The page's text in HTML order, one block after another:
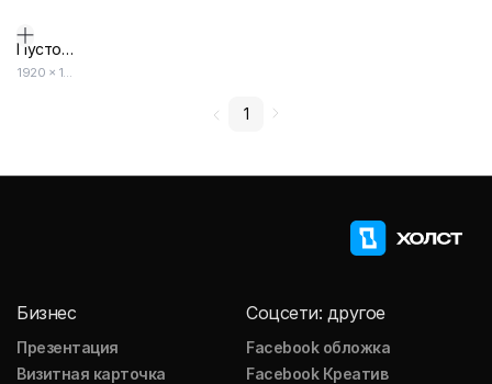
Пустой дизайн-макет
1920 × 1080
1
Бизнес
Презентация
Визитная карточка
Соцсети: другое
Facebook обложка
Facebook Креатив